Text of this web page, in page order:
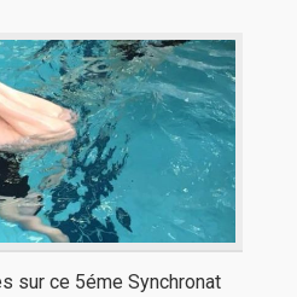
sur ce 5éme Synchronat